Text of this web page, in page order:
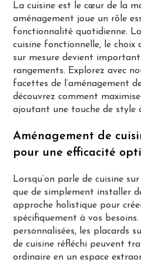
La cuisine est le cœur de la
aménagement joue un rôle
fonctionnalité quotidienne.
cuisine fonctionnelle, le choix
sur mesure devient
rangements. Explorez avec
facettes de l’aménagement
découvrez comment
ajoutant une touche de style
Aménagement de
pour une efficacité
Lorsqu’on parle de cuisine
que de simplement installer
approche holistique pour
spécifiquement à vos
personnalisées, les placards
de cuisine réfléchi peuvent
ordinaire en un espace